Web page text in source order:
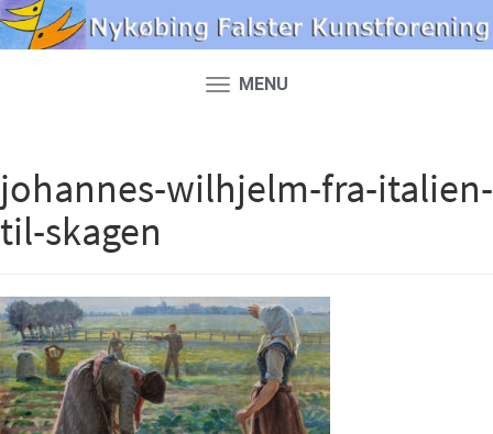
Toggle
MENU
johannes-wilhjelm-fra-italien-
til-skagen